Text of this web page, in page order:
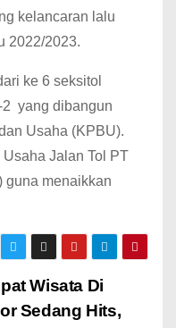
kelancaran lalu
2022/2023.
ke 6 seksitol
yang dibangun
Usaha (KPBU).
Jalan Tol PT
guna menaikkan
Wisata Di
Sedang Hits,